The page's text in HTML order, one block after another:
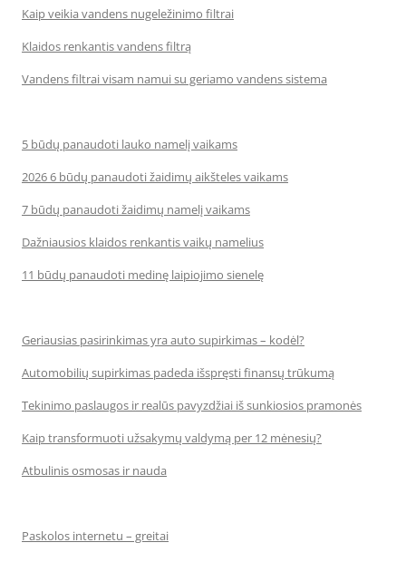
Kaip veikia vandens nugeležinimo filtrai
Klaidos renkantis vandens filtrą
Vandens filtrai visam namui su geriamo vandens sistema
5 būdų panaudoti lauko namelį vaikams
2026 6 būdų panaudoti žaidimų aikšteles vaikams
7 būdų panaudoti žaidimų namelį vaikams
Dažniausios klaidos renkantis vaikų namelius
11 būdų panaudoti medinę laipiojimo sienelę
Geriausias pasirinkimas yra auto supirkimas – kodėl?
Automobilių supirkimas padeda išspręsti finansų trūkumą
Tekinimo paslaugos ir realūs pavyzdžiai iš sunkiosios pramonės
Kaip transformuoti užsakymų valdymą per 12 mėnesių?
Atbulinis osmosas ir nauda
Paskolos internetu – greitai